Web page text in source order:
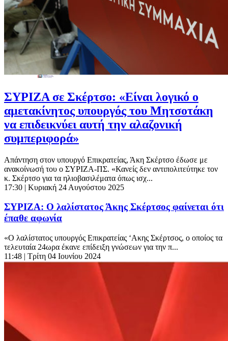
ΣΥΡΙΖΑ σε Σκέρτσο: «Είναι λογικό ο
αμετακίνητος υπουργός του Μητσοτάκη
να επιδεικνύει αυτή την αλαζονική
συμπεριφορά»
Απάντηση στον υπουργό Επικρατείας, Άκη Σκέρτσο έδωσε με
ανακοίνωσή του ο ΣΥΡΙΖΑ-ΠΣ. «Κανείς δεν αντιπολιτεύτηκε τον
κ. Σκέρτσο για τα ηλιοβασιλέματα όπως ισχ...
17:30 | Κυριακή 24 Αυγούστου 2025
ΣΥΡΙΖΑ: Ο λαλίστατος Άκης Σκέρτσος φαίνεται ότι
έπαθε αφωνία
«Ο λαλίστατος υπουργός Επικρατείας ‘Ακης Σκέρτσος, ο οποίος τα
τελευταία 24ωρα έκανε επίδειξη γνώσεων για την π...
11:48 | Τρίτη 04 Ιουνίου 2024